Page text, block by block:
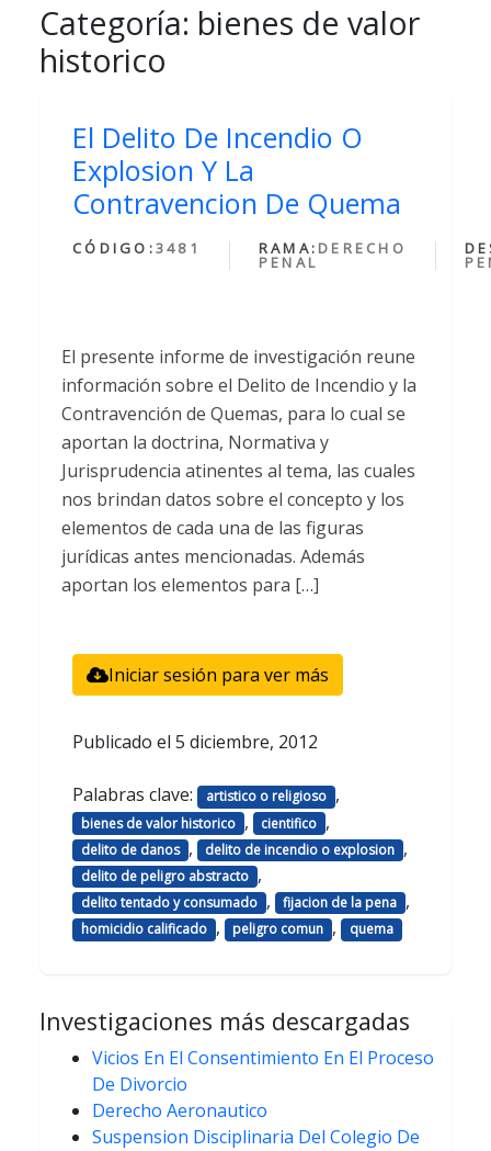
Categoría: bienes de valor
historico
El Delito De Incendio O
Explosion Y La
Contravencion De Quema
CÓDIGO:3481 RAMA: DERECHO
PENAL
El presente informe de investigación reune
información sobre el Delito de Incendio y la
Contravención de Quemas, para lo cual se
aportan la doctrina, Normativa y
Jurisprudencia atinentes al tema, las cuales
nos brindan datos sobre el concepto y los
elementos de cada una de las figuras
jurídicas antes mencionadas. Además
aportan los elementos para […]
Iniciar sesión para ver más
Publicado el 5 diciembre, 2012
Palabras clave: artistico o religioso ,
bienes de valor historico , cientifico ,
delito de danos , delito de incendio o explosion ,
delito de peligro abstracto ,
delito tentado y consumado , fijacion de la pena ,
homicidio calificado , peligro comun , quema
Investigaciones más descargadas
Vicios En El Consentimiento En El Proceso
De Divorcio
Derecho Aeronautico
Suspension Disciplinaria Del Colegio De